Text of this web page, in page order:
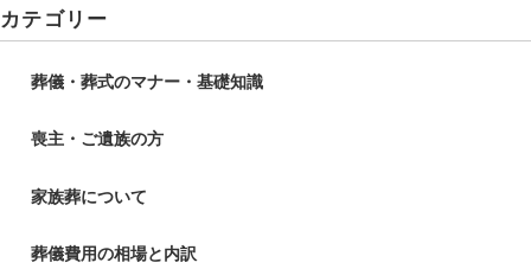
カテゴリー
葬儀・葬式のマナー・基礎知識
喪主・ご遺族の方
家族葬について
葬儀費用の相場と内訳